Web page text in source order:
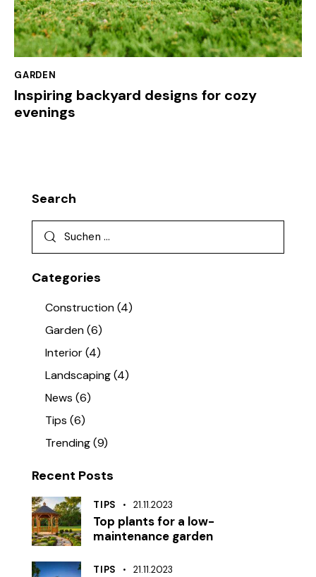
GARDEN
Inspiring backyard designs for cozy
evenings
Search
Categories
Construction(4)
Garden(6)
Interior(4)
Landscaping(4)
News (6)
Tips (6)
Trending(9)
Recent Posts
TIPS 21.11.2023
Top plants for a low-
maintenance garden
TIPS 21.11.2023